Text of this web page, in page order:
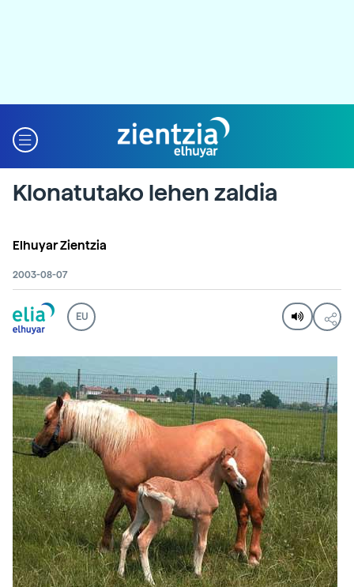
Klonatutako lehen zaldia
Elhuyar Zientzia
2003-08-07
EU